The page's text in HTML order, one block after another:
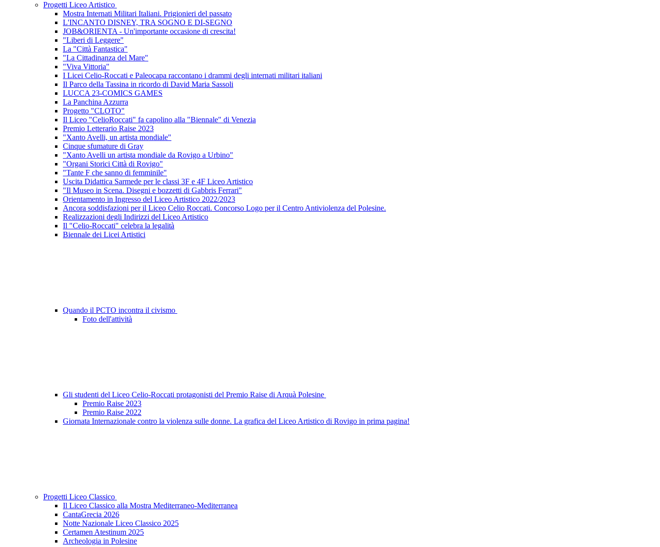
Progetti Liceo Artistico
Mostra Internati Militari Italiani. Prigionieri del passato
L'INCANTO DISNEY, TRA SOGNO E DI-SEGNO
JOB&ORIENTA - Un'importante occasione di crescita!
"Liberi di Leggere"
La "Città Fantastica"
"La Cittadinanza del Mare"
"Viva Vittoria"
I Licei Celio-Roccati e Paleocapa raccontano i drammi degli internati militari italiani
Il Parco della Tassina in ricordo di David Maria Sassoli
LUCCA 23-COMICS GAMES
La Panchina Azzurra
Progetto "CLOTO"
Il Liceo "CelioRoccati" fa capolino alla "Biennale" di Venezia
Premio Letterario Raise 2023
"Xanto Avelli, un artista mondiale"
Cinque sfumature di Gray
"Xanto Avelli un artista mondiale da Rovigo a Urbino"
"Organi Storici Città di Rovigo"
"Tante F che sanno di femminile"
Uscita Didattica Sarmede per le classi 3F e 4F Liceo Artistico
"Il Museo in Scena. Disegni e bozzetti di Gabbris Ferrari"
Orientamento in Ingresso del Liceo Artistico 2022/2023
Ancora soddisfazioni per il Liceo Celio Roccati. Concorso Logo per il Centro Antiviolenza del Polesine.
Realizzazioni degli Indirizzi del Liceo Artistico
Il "Celio-Roccati" celebra la legalità
Biennale dei Licei Artistici
Quando il PCTO incontra il civismo
Foto dell'attività
Gli studenti del Liceo Celio-Roccati protagonisti del Premio Raise di Arquà Polesine
Premio Raise 2023
Premio Raise 2022
Giornata Internazionale contro la violenza sulle donne. La grafica del Liceo Artistico di Rovigo in prima pagina!
Progetti Liceo Classico
Il Liceo Classico alla Mostra Mediterraneo-Mediterranea
CantaGrecia 2026
Notte Nazionale Liceo Classico 2025
Certamen Atestinum 2025
Archeologia in Polesine